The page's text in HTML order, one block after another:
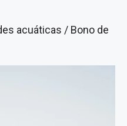
acuáticas / Bono de